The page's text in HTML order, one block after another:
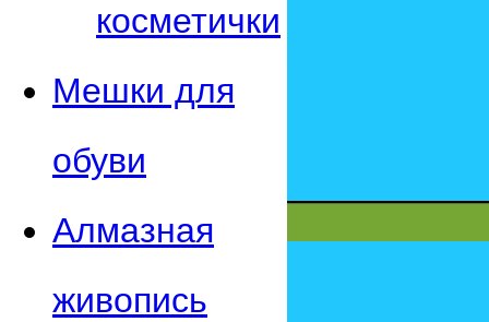
косметички
Мешки для
обуви
Алмазная
живопись